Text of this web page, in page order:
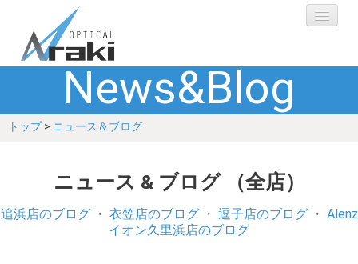
選ばれる理由
ブランド
補聴器
News&Blog
トップ> ニュース＆ブログ
ニュース & ブログ （全店）
追浜店のブログ・ 衣笠店のブログ・ 逗子店のブログ・ Alenz
イオン久里浜店のブログ